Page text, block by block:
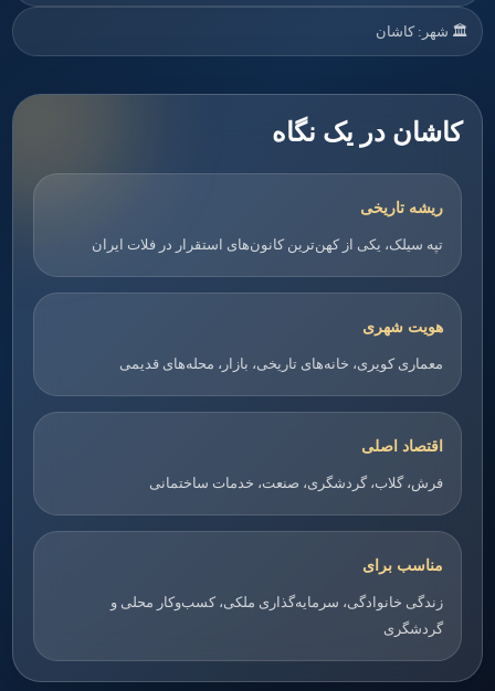
🏛️ شهر: کاشان
کاشان در یک نگاه
ریشه تاریخی
تپه سیلک، یکی از کهن‌ترین کانون‌های استقرار در فلات ایران
هویت شهری
معماری کویری، خانه‌های تاریخی، بازار، محله‌های قدیمی
اقتصاد اصلی
فرش، گلاب، گردشگری، صنعت، خدمات ساختمانی
مناسب برای
زندگی خانوادگی، سرمایه‌گذاری ملکی، کسب‌وکار محلی و
گردشگری